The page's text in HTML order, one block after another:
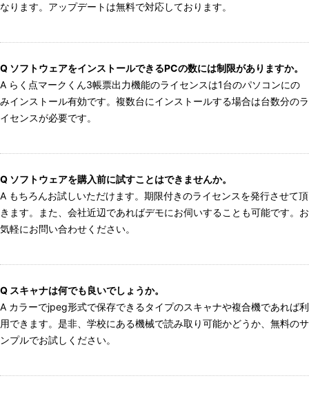
なります。アップデートは無料で対応しております。
Q ソフトウェアをインストールできるPCの数には制限がありますか。
A らく点マークくん3帳票出力機能のライセンスは1台のパソコンにの
みインストール有効です。複数台にインストールする場合は台数分のラ
イセンスが必要です。
Q ソフトウェアを購入前に試すことはできませんか。
A もちろんお試しいただけます。期限付きのライセンスを発行させて頂
きます。また、会社近辺であればデモにお伺いすることも可能です。お
気軽にお問い合わせください。
Q スキャナは何でも良いでしょうか。
A カラーでjpeg形式で保存できるタイプのスキャナや複合機であれば利
用できます。是非、学校にある機械で読み取り可能かどうか、無料のサ
ンプルでお試しください。